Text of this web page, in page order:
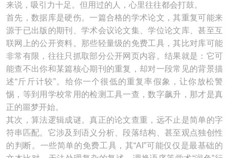
来说，吸引力十足。但用过的人，心里往往都会打鼓。
首先，数据库是硬伤。一篇合格的学术论文，其重复可能来
源于已出版的期刊、学术会议论文集、学位论文库、甚至互
联网上的公开资料。那些轻量级的免费工具，其比对库可能
非常有限，往往只抓取部分公开网页内容。结果就是：它可
能查不出你和某篇核心期刊的重复，却对一段常见的背景描
述“斤斤计较”。给你一个很低的重复率假象，让你放松警
惕，等到用学校常用的检测工具一查，数字飙升，那才是真
正的噩梦开始。
其次，算法逻辑成谜。真正的论文查重，远不止是简单的字
符串匹配。它涉及到语义分析、段落结构、甚至观点独创性
的判断。一些简单的免费工具，其“AI”可能仅仅是最基础的